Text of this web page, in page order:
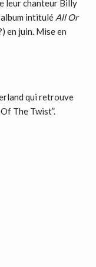
leur chanteur Billy
album intitulé All Or
en juin. Mise en
qui retrouve
The Twist”.